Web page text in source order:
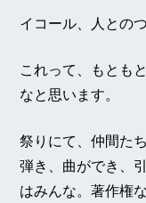
イコール、人との
これって、もとも
なと思います。
祭りにて、仲間た
弾き、曲ができ、
はみんな。著作権